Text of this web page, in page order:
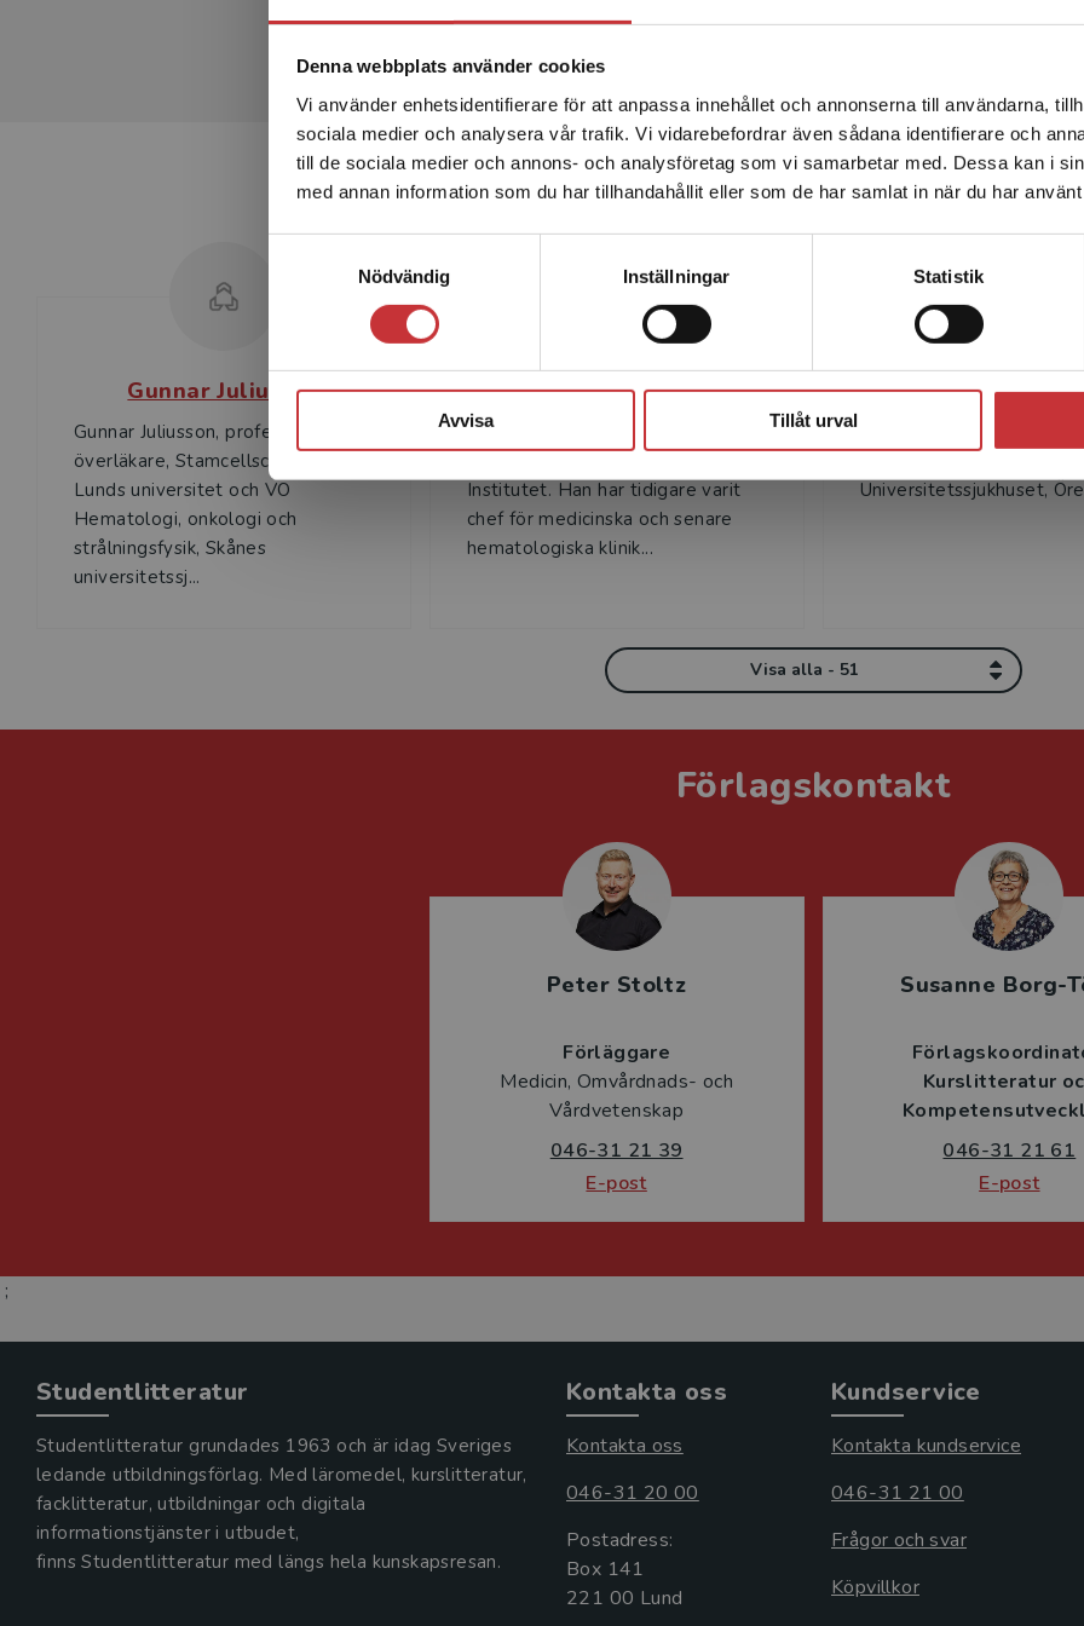
Denna webbplats använder cookies
Vi använder enhetsidentifierare för att anpassa innehållet och annonserna till användarna,
sociala medier och analysera vår trafik. Vi vidarebefordrar även sådana identifierare och
till de sociala medier och annons- och analysföretag som vi samarbetar med. Dessa kan i
med annan information som du har tillhandahållit eller som de har samlat in när du har
Nödvändig
Inställningar Statistik
Avvisa Tillåt urval
Det verkar som att du besöker studentlitteratur.se via en
enhet utanför Sverige. Vi erbjuder inte leveranser utanför
Sverige. För att kunna slutföra ett köp måste
leveransadressen vara i Sverige.Läs mer
Författare
Gunnar Juliusson
Gunnar Juliusson, professor,
överläkare, Stamcellscentrum,
Lunds universitet och VO
Hematologi, onkologi och
strålningsfysik, Skånes
universitetssj...
Gösta Gahrton
Gösta Gahrton är professor
Institutet. Han har tidigare varit
chef för medicinska och senare
hematologiska klinik...
Erik
Erik Ahlstrand, med.dr,
Universitetssjukhuset,
Visa alla - 51
Förlagskontakt
Peter Stoltz
Förläggare
Medicin, Omvårdnads- och
Vårdvetenskap
046-31 21 39
E-post
Susanne Borg-
Kurslitteratur
046-31 21 61
E-post
;
Studentlitteratur
Studentlitteratur grundades 1963 och är idag Sveriges
ledande utbildningsförlag. Med läromedel, kurslitteratur,
facklitteratur, utbildningar och digitala
informationstjänster i utbudet,
finns Studentlitteratur med längs hela kunskapsresan.
Kontakta oss
Kontakta oss
046-31 20 00
Postadress:
Box 141
221 00 Lund
Kundservice
Kontakta kundservice
046-31 21 00
Frågor och svar
Köpvillkor